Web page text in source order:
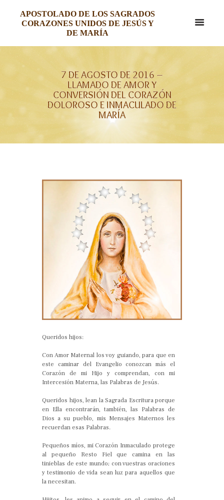
APOSTOLADO DE LOS SAGRADOS
CORAZONES UNIDOS DE JESÚS Y
DE MARÍA
7 DE AGOSTO DE 2016 –
LLAMADO DE AMOR Y
CONVERSIÓN DEL CORAZÓN
DOLOROSO E INMACULADO DE
MARÍA
Queridos hijos:
Con Amor Maternal los voy guiando, para que en
este caminar del Evangelio conozcan más el
Corazón de mi Hijo y comprendan, con mi
Intercesión Materna, las Palabras de Jesús.
Queridos hijos, lean la Sagrada Escritura porque
en Ella encontrarán, también, las Palabras de
Dios a su pueblo, mis Mensajes Maternos les
recuerdan esas Palabras.
Pequeños míos, mi Corazón Inmaculado protege
al pequeño Resto Fiel que camina en las
tinieblas de este mundo; con vuestras oraciones
y testimonio de vida sean luz para aquellos que
la necesitan.